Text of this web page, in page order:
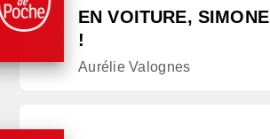
EN VOITURE, SIMONE
!
Aurélie Valognes